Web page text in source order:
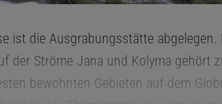
ist die Ausgrabungsstätte abgelegen.
der Ströme Jana und Kolyma gehört
bewohnten Gebieten auf dem